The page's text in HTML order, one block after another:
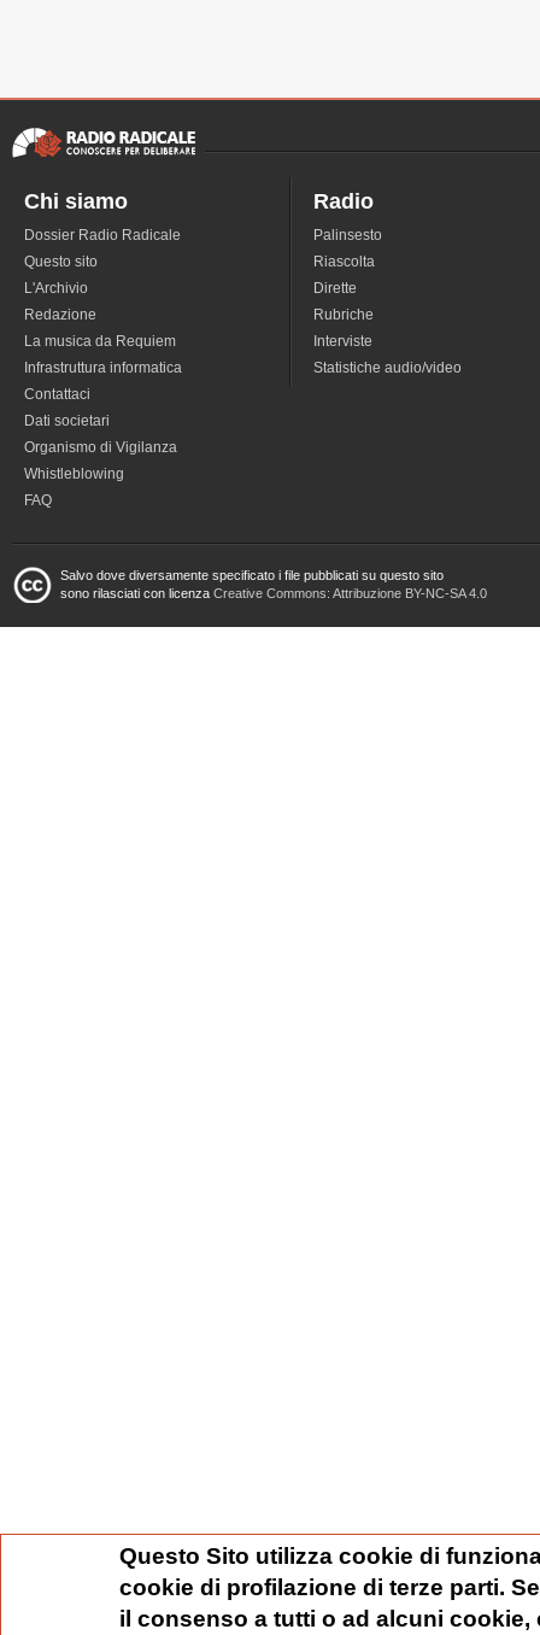
Chi siamo
Dossier Radio Radicale
Questo sito
L'Archivio
Redazione
La musica da Requiem
Infrastruttura informatica
Contattaci
Dati societari
Organismo di Vigilanza
Whistleblowing
FAQ
Radio
Palinsesto
Riascolta
Dirette
Rubriche
Interviste
Statistiche audio/video
Salvo dove diversamente specificato i file pubblicati su questo sito
sono rilasciati con licenza Creative Commons: Attribuzione BY-NC-SA 4.0
Questo Sito utilizza cookie di
cookie di profilazione di terze parti.
il consenso a tutti o ad alcuni